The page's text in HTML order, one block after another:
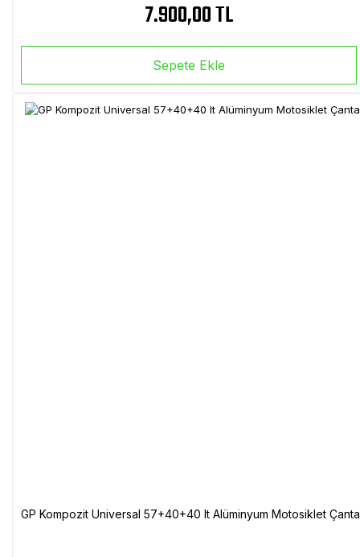
7.900,00 TL
Sepete Ekle
GP Kompozit Universal 57+40+40 lt Alüminyum Motosiklet